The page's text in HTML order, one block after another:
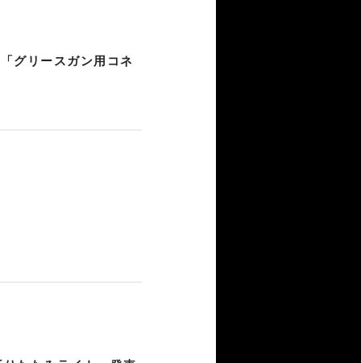
グリースガン用コネ